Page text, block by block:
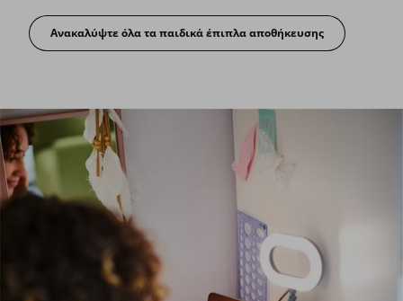
Έξυπνη αποθήκευση με λαμπερά
Ανακαλύψτε όλα τα παιδικά έπιπλα αποθήκευσης